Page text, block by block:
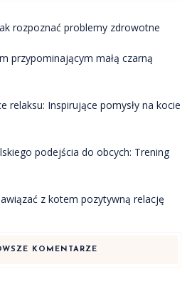
rozpoznać problemy zdrowotne
przypominającym małą czarną
relaksu: Inspirujące pomysły na kocie
podejścia do obcych: Trening
z kotem pozytywną relację
KOMENTARZE